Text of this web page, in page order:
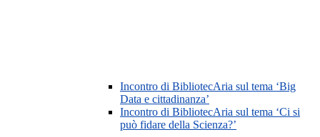
Incontro di BibliotecAria sul tema ‘Big
Data e cittadinanza’
Incontro di BibliotecAria sul tema ‘Ci si
può fidare della Scienza?’